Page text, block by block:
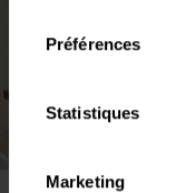
Déclaration
l'icône de
Si vous le
localisation
Préférences
Statistiques
Marketing